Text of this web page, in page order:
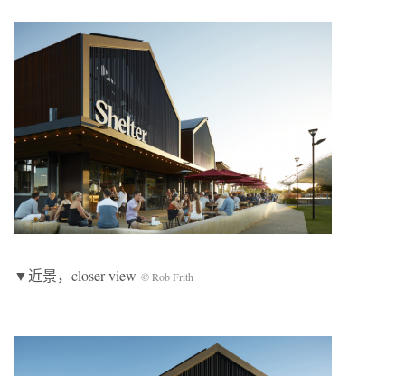
▼近景，closer view © Rob Frith